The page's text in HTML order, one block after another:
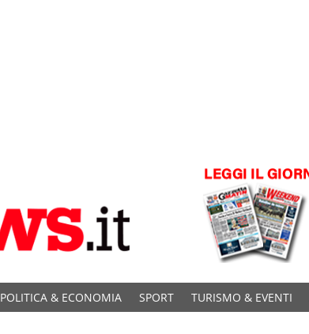
POLITICA & ECONOMIA SPORT TURISMO & EVENTI